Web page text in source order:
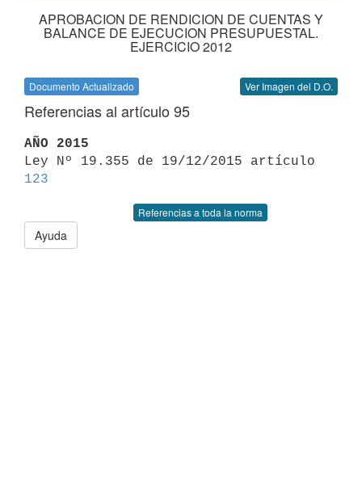
APROBACION DE RENDICION DE CUENTAS Y
BALANCE DE EJECUCION PRESUPUESTAL.
EJERCICIO 2012
Documento Actualizado Ver Imagen del D.O.
Referencias al artículo 95
AÑO 2015
123
Referencias a toda la norma
Ayuda